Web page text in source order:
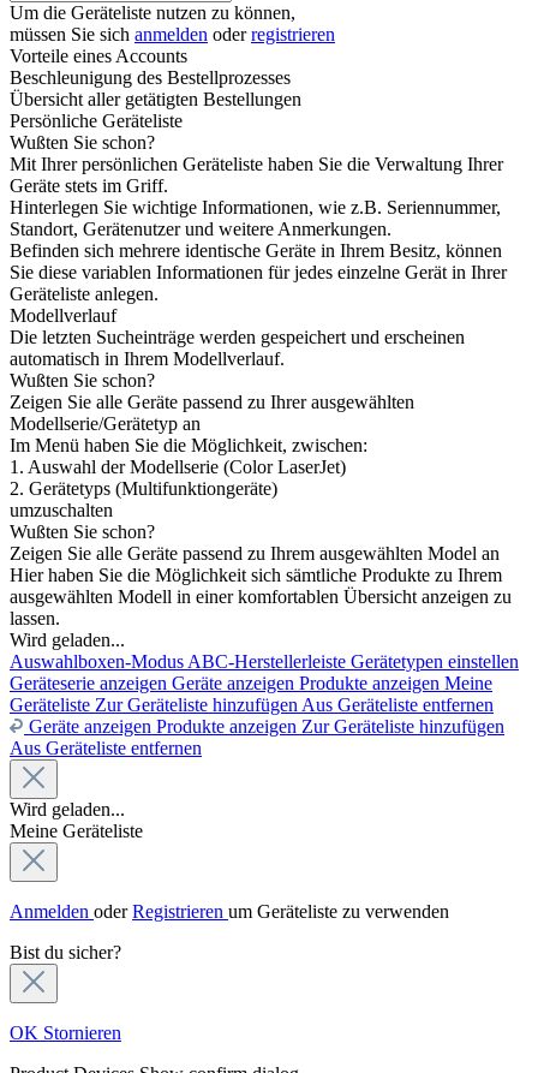
Um die Geräteliste nutzen zu können,
müssen Sie sich anmelden oderregistrieren
Vorteile eines Accounts
Beschleunigung des Bestellprozesses
Übersicht aller getätigten Bestellungen
Persönliche Geräteliste
Wußten Sie schon?
Mit Ihrer persönlichen Geräteliste haben Sie die Verwaltung Ihrer
Geräte stets im Griff.
Hinterlegen Sie wichtige Informationen, wie z.B. Seriennummer,
Standort, Gerätenutzer und weitere Anmerkungen.
Befinden sich mehrere identische Geräte in Ihrem Besitz, können
Sie diese variablen Informationen für jedes einzelne Gerät in Ihrer
Geräteliste anlegen.
Modellverlauf
Die letzten Sucheinträge werden gespeichert und erscheinen
automatisch in Ihrem Modellverlauf.
Wußten Sie schon?
Zeigen Sie alle Geräte passend zu Ihrer ausgewählten
Modellserie/Gerätetyp an
Im Menü haben Sie die Möglichkeit, zwischen:
1. Auswahl der Modellserie (Color LaserJet)
2. Gerätetyps (Multifunktiongeräte)
umzuschalten
Wußten Sie schon?
Zeigen Sie alle Geräte passend zu Ihrem ausgewählten Model an
Hier haben Sie die Möglichkeit sich sämtliche Produkte zu Ihrem
ausgewählten Modell in einer komfortablen Übersicht anzeigen zu
lassen.
Wird geladen...
Auswahlboxen-Modus ABC-Herstellerleiste Gerätetypen einstellen
Geräteserie anzeigen Geräte anzeigen Produkte anzeigen Meine
Geräteliste Zur Geräteliste hinzufügen Aus Geräteliste entfernen
Geräte anzeigen Produkte anzeigen Zur Geräteliste hinzufügen
Aus Geräteliste entfernen
Wird geladen...
Meine Geräteliste
Anmelden oderRegistrieren um Geräteliste zu verwenden
Bist du sicher?
OK Stornieren